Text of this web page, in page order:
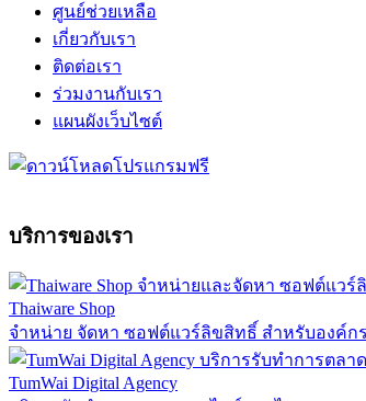
ศูนย์ช่วยเหลือ
เกี่ยวกับเรา
ติดต่อเรา
ร่วมงานกับเรา
แผนผังเว็บไซต์
บริการของเรา
Thaiware Shop
จำหน่าย จัดหา ซอฟต์แวร์ลิขสิทธิ์ สำหรับองค์ก
TumWai Digital Agency